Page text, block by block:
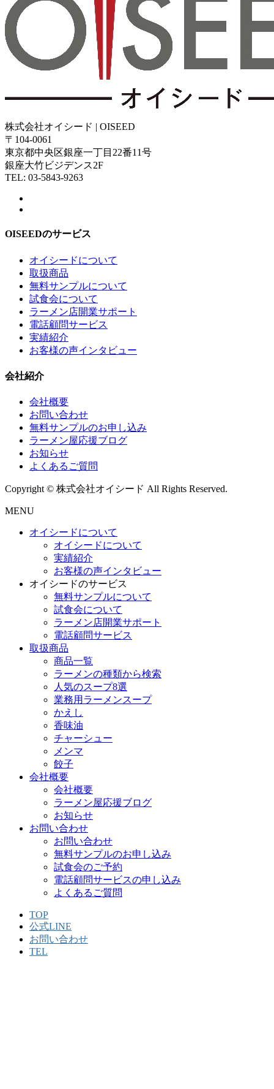
株式会社オイシード | OISEED
〒104-0061
東京都中央区銀座一丁目22番11号
銀座大竹ビジデンス2F
TEL: 03-5843-9263
OISEEDのサービス
オイシードについて
取扱商品
無料サンプルについて
試食会について
ラーメン店開業サポート
電話顧問サービス
実績紹介
お客様の声インタビュー
会社紹介
会社概要
お問い合わせ
無料サンプルのお申し込み
ラーメン屋応援ブログ
お知らせ
よくあるご質問
Copyright © 株式会社オイシード All Rights Reserved.
MENU
オイシードについて
オイシードについて
実績紹介
お客様の声インタビュー
オイシードのサービス
無料サンプルについて
試食会について
ラーメン店開業サポート
電話顧問サービス
取扱商品
商品一覧
ラーメンの種類から検索
人気のスープ8選
業務用ラーメンスープ
かえし
香味油
チャーシュー
メンマ
餃子
会社概要
会社概要
ラーメン屋応援ブログ
お知らせ
お問い合わせ
お問い合わせ
無料サンプルのお申し込み
試食会のご予約
電話顧問サービスの申し込み
よくあるご質問
TOP
公式LINE
お問い合わせ
TEL